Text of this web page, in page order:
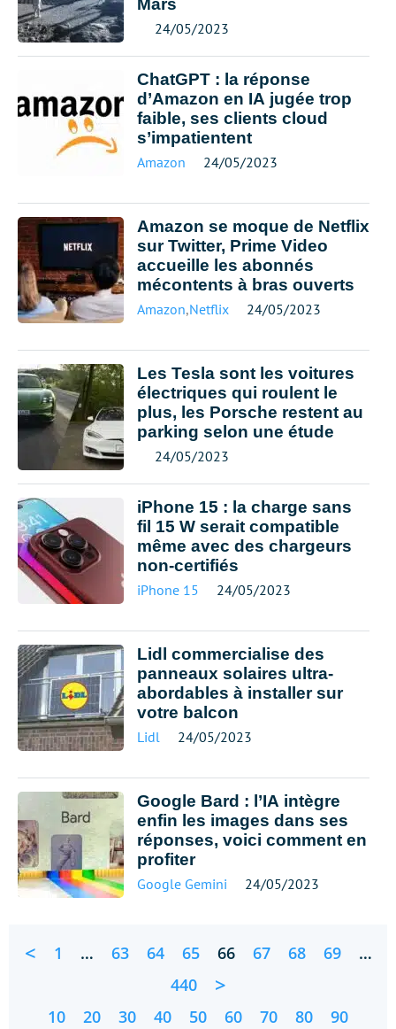
Mars
24/05/2023
ChatGPT : la réponse
d’Amazon en IA jugée trop
faible, ses clients cloud
s’impatientent
Amazon 24/05/2023
Amazon se moque de Netflix
sur Twitter, Prime Video
accueille les abonnés
mécontents à bras ouverts
Amazon,Netflix 24/05/2023
Les Tesla sont les voitures
électriques qui roulent le
plus, les Porsche restent au
parking selon une étude
24/05/2023
iPhone 15 : la charge sans
fil 15 W serait compatible
même avec des chargeurs
non-certifiés
iPhone 15 24/05/2023
Lidl commercialise des
panneaux solaires ultra-
abordables à installer sur
votre balcon
Lidl 24/05/2023
Google Bard : l’IA intègre
enfin les images dans ses
réponses, voici comment en
profiter
Google Gemini 24/05/2023
< 1 … 63 64 65 66 67 68 69
…
440
>
10 20 30 40 50 60 70 80
90